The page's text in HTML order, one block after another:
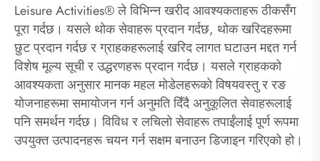
Leisure Activities® ले विभिन्न खरीद आवश्यकताहरू ठीकसँग
पूरा गर्दछ। यसले थोक सेवाहरू प्रदान गर्दछ, थोक खरिदहरूमा
छुट प्रदान गर्दछ र ग्राहकहरूलाई खरिद लागत घटाउन मद्दत गर्न
विशेष मूल्य सूची र उद्धरणहरू प्रदान गर्दछ। यसले ग्राहकको
आवश्यकता अनुसार मानक महल मोडेलहरूको विषयवस्तु र रङ
योजनाहरूमा समायोजन गर्न अनुमति दिँदै अनुकूलित सेवाहरूलाई
पनि समर्थन गर्दछ। विविध र लचिलो सेवाहरू तपाईंलाई पूर्ण रूपमा
उपयुक्त उत्पादनहरू चयन गर्न सक्षम बनाउन डिजाइन गरिएको हो।